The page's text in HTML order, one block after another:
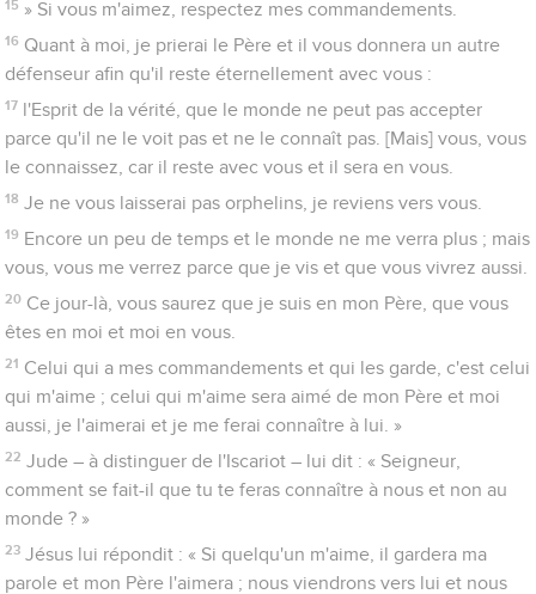
15 » Si vous m'aimez, respectez mes commandements.
16 Quant à moi, je prierai le Père et il vous donnera un autre
défenseur afin qu'il reste éternellement avec vous :
17 l'Esprit de la vérité, que le monde ne peut pas accepter
parce qu'il ne le voit pas et ne le connaît pas. [Mais] vous, vous
le connaissez, car il reste avec vous et il sera en vous.
18 Je ne vous laisserai pas orphelins, je reviens vers vous.
19 Encore un peu de temps et le monde ne me verra plus ; mais
vous, vous me verrez parce que je vis et que vous vivrez aussi.
20 Ce jour-là, vous saurez que je suis en mon Père, que vous
êtes en moi et moi en vous.
21 Celui qui a mes commandements et qui les garde, c'est celui
qui m'aime ; celui qui m'aime sera aimé de mon Père et moi
aussi, je l'aimerai et je me ferai connaître à lui. »
22 Jude – à distinguer de l'Iscariot – lui dit : « Seigneur,
comment se fait-il que tu te feras connaître à nous et non au
monde ? »
23 Jésus lui répondit : « Si quelqu'un m'aime, il gardera ma
parole et mon Père l'aimera ; nous viendrons vers lui et nous